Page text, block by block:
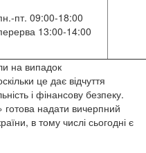
пт. 09:00-18:00
13:00-14:00
на випадок
це дає відчуття
і фінансову безпеку.
надати вичерпний
в тому числі сьогодні є